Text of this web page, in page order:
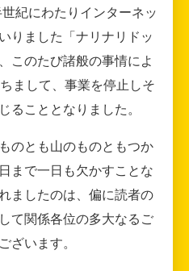
紀にわたりインターネッ
りました「ナリナリドッ
このたび諸般の事情によ
まして、事業を停止しそ
ることとなりました。
のとも山のものともつか
まで一日も欠かすことな
ましたのは、偏に読者の
て関係各位の多大なるご
ざいます。